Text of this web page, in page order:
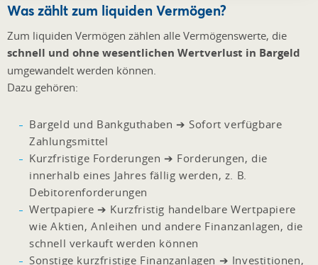
Was zählt zum liquiden Vermögen?
Zum liquiden Vermögen zählen alle Vermögenswerte, die
schnell und ohne wesentlichen Wertverlust in Bargeld
umgewandelt werden können.
Dazu gehören:
Bargeld und Bankguthaben ➔ Sofort verfügbare
Zahlungsmittel
Kurzfristige Forderungen ➔ Forderungen, die
innerhalb eines Jahres fällig werden, z. B.
Debitorenforderungen
Wertpapiere ➔ Kurzfristig handelbare Wertpapiere
wie Aktien, Anleihen und andere Finanzanlagen, die
schnell verkauft werden können
Sonstige kurzfristige Finanzanlagen ➔ Investitionen,